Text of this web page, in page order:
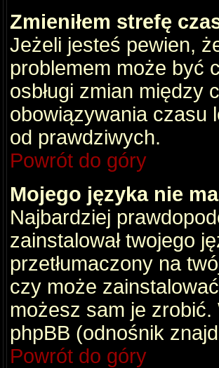
Zmieniłem strefę
Jeżeli jesteś pewien,
problemem może być
osbługi zmian między
obowiązywania czasu
od prawdziwych.
Powrót do góry
Mojego języka nie
Najbardziej
zainstalował twojego
przetłumaczony na
czy może
możesz sam je
phpBB (odnośnik
Powrót do góry